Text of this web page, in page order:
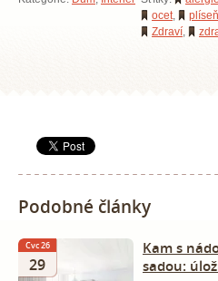
ocet
plíseň
Zdraví
Podobné články
Čvc 26
29
Kam s
sadou: